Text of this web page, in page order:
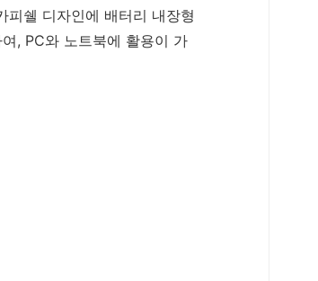
피쉘 디자인에 배터리 내장형
, PC와 노트북에 활용이 가